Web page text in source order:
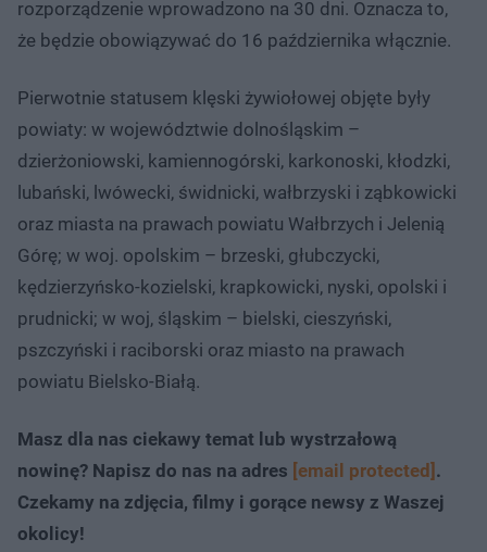
rozporządzenie wprowadzono na 30 dni. Oznacza to,
że będzie obowiązywać do 16 października włącznie.
Pierwotnie statusem klęski żywiołowej objęte były
powiaty: w województwie dolnośląskim –
dzierżoniowski, kamiennogórski, karkonoski, kłodzki,
lubański, lwówecki, świdnicki, wałbrzyski i ząbkowicki
oraz miasta na prawach powiatu Wałbrzych i Jelenią
Górę; w woj. opolskim – brzeski, głubczycki,
kędzierzyńsko-kozielski, krapkowicki, nyski, opolski i
prudnicki; w woj, śląskim – bielski, cieszyński,
pszczyński i raciborski oraz miasto na prawach
powiatu Bielsko-Białą.
Masz dla nas ciekawy temat lub wystrzałową
nowinę? Napisz do nas na adres [email protected] .
Czekamy na zdjęcia, filmy i gorące newsy z Waszej
okolicy!